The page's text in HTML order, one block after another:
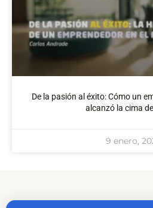
De la pasión al éxito: Cómo un
alcanzó la cima
9 enero,